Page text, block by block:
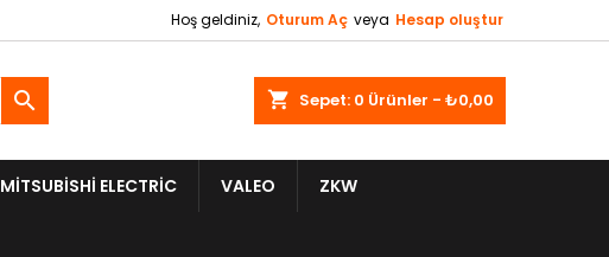
Hoş geldiniz, Oturum Aç veya Hesap oluştur
shopping_cart Sepet: 0 Ürünler - ₺0,00

MITSUBISHI ELECTRIC VALEO ZKW